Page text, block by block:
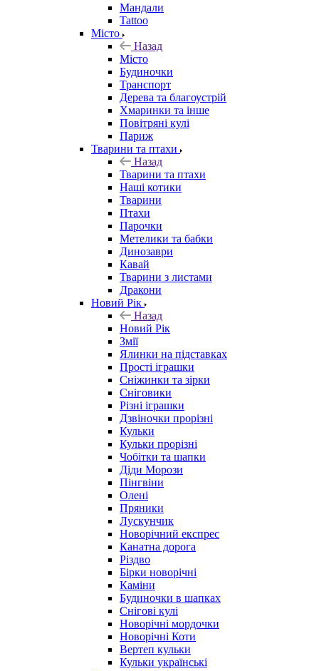
Мандали
Tattoo
Місто
Назад
Місто
Будиночки
Транспорт
Дерева та благоустрій
Хмаринки та інше
Повітряні кулі
Париж
Тварини та птахи
Назад
Тварини та птахи
Наші котики
Тварини
Птахи
Парочки
Метелики та бабки
Динозаври
Кавай
Тварини з листами
Дракони
Новий Рік
Назад
Новий Рік
Змії
Ялинки на підставках
Прості іграшки
Сніжинки та зірки
Сніговики
Різні іграшки
Дзвіночки прорізні
Кульки
Кульки прорізні
Чобітки та шапки
Діди Морози
Пінгвіни
Олені
Пряники
Лускунчик
Новорічний експрес
Канатна дорога
Різдво
Бірки новорічні
Каміни
Будиночки в шапках
Снігові кулі
Новорічні мордочки
Новорічні Коти
Вертеп кульки
Кульки українські